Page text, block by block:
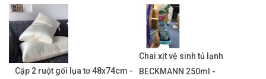
Cặp 2 ruột gối lụa tơ 48x74cm -
Chai xịt vệ sinh tủ lạnh
BECKMANN 250ml -